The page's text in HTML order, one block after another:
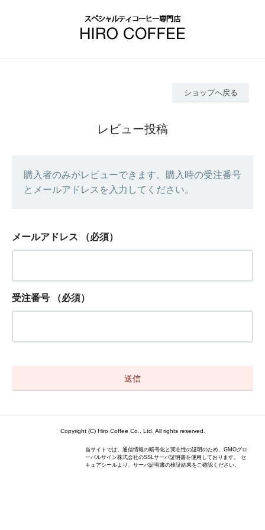
ショップへ戻る
レビュー投稿
購入者のみがレビューできます。購入時の受注番号
とメールアドレスを入力してください。
メールアドレス （必須）
受注番号 （必須）
Copyright (C) Hiro Coffee Co., Ltd. All rights reserved.
当サイトでは、通信情報の暗号化と実在性の証明のため、GMOグロ
ーバルサイン株式会社のSSLサーバ証明書を使用しております。 セ
キュアシールより、サーバ証明書の検証結果をご確認ください。